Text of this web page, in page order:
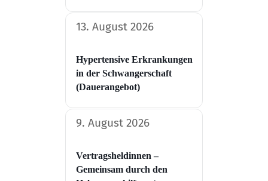
13. August 2026
Hypertensive Erkrankungen
in der Schwangerschaft​
(Dauerangebot)
9. August 2026
Vertragsheldinnen –
Gemeinsam durch den